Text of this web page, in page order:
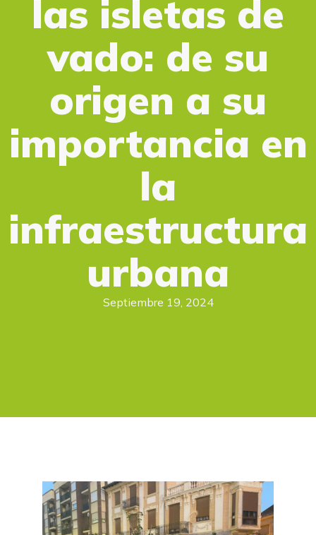
las isletas de
vado: de su
origen a su
importancia en
la
infraestructura
urbana
Septiembre 19, 2024